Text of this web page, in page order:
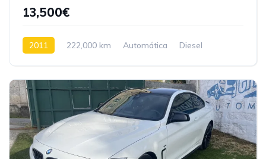
13,500€
2011 222,000 km Automática
Diesel